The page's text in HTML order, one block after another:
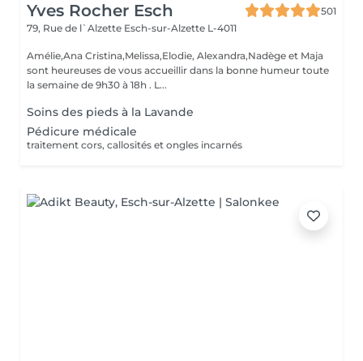
Yves Rocher Esch
501
79, Rue de l`Alzette Esch-sur-Alzette L-4011
Amélie,Ana Cristina,Melissa,Elodie, Alexandra,Nadège et Maja
sont heureuses de vous accueillir dans la bonne humeur toute
la semaine de 9h30 à 18h . L...
Soins des pieds à la Lavande
Pédicure médicale
traitement cors, callosités et ongles incarnés